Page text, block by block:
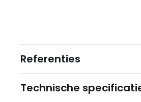
Referenties
Technische